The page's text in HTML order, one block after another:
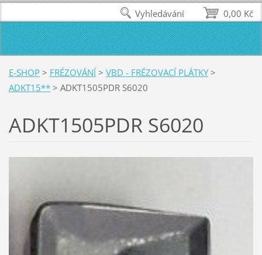
E-SHOP > FRÉZOVÁNÍ > VBD - FRÉZOVACÍ PLÁTKY >
ADKT15** > ADKT1505PDR S6020
ADKT1505PDR S6020
0,00 Kč
Vyhledávání